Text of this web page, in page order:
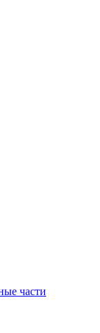
части